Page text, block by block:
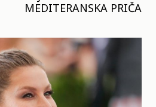
MEDITERANSKA PRIČA